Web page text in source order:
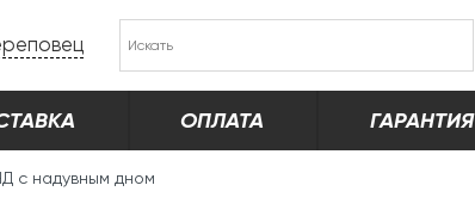
ОПЛАТА ГАРАНТИЯ
с надувным дном